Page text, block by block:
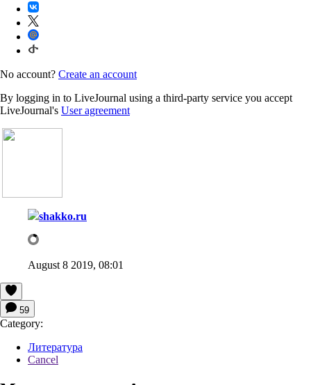
No account? Create an account
By logging in to LiveJournal using a third-party service you accept
LiveJournal's User agreement
shakko.ru
August 8 2019, 08:01
59
Category:
Литература
Cancel